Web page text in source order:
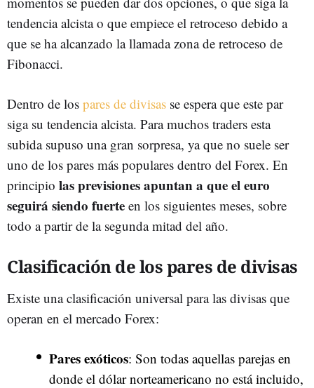
tendencia alcista o que empiece el retroceso debido a
que se ha alcanzado la llamada zona de retroceso de
Fibonacci.
Dentro de los pares de divisas se espera que este par
siga su tendencia alcista. Para muchos traders esta
subida supuso una gran sorpresa, ya que no suele ser
uno de los pares más populares dentro del Forex. En
principio las previsiones apuntan a que el euro
seguirá siendo fuerte en los siguientes meses, sobre
todo a partir de la segunda mitad del año.
Clasificación de los pares de divisas
Existe una clasificación universal para las divisas que
operan en el mercado Forex:
Pares exóticos: Son todas aquellas parejas en
donde el dólar norteamericano no está incluido,